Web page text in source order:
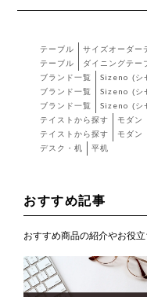
テーブル
サイズオーダー
テーブル
ダイニングテー
ブランド一覧
Sizeno (シ
ブランド一覧
Sizeno (シ
ブランド一覧
Sizeno (シ
テイストから探す
モダン
テイストから探す
モダン
デスク・机
平机